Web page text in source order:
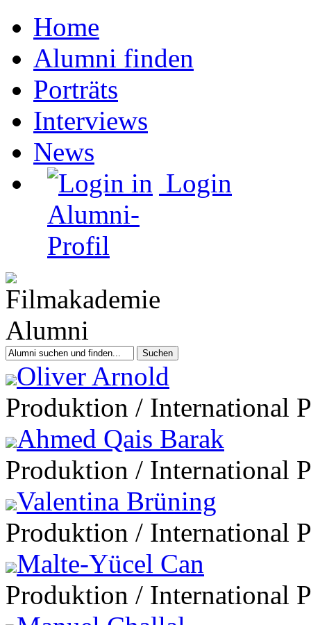
Home
Alumni finden
Porträts
Interviews
News
Login
Oliver Arnold
Produktion / International
Ahmed Qais Barak
Produktion / International
Valentina Brüning
Produktion / International
Malte-Yücel Can
Produktion / International